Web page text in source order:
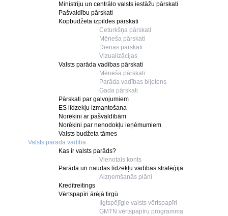
Ministriju un centrālo valsts iestāžu pārskati
Pašvaldību pārskati
Kopbudžeta izpildes pārskati
Ceturkšņa pārskati
Mēneša pārskati
Dienas pārskati
Vizualizācijas
Valsts parāda vadības pārskati
Mēneša pārskati
Parāda vadības biļetens
Gada pārskati
Pārskati par galvojumiem
ES līdzekļu izmantošana
Norēķini ar pašvaldībām
Norēķini par nenodokļu ieņēmumiem
Valsts budžeta tāmes
Valsts parāda vadība
Kas ir valsts parāds?
Vienotais konts
Parāda un naudas līdzekļu vadības stratēģija
Aizņemšanās plāni
Kredītreitings
Vērtspapīri ārējā tirgū
Ilgtspējīgie valsts vērtspapīri
GMTN vērtspapīru programma